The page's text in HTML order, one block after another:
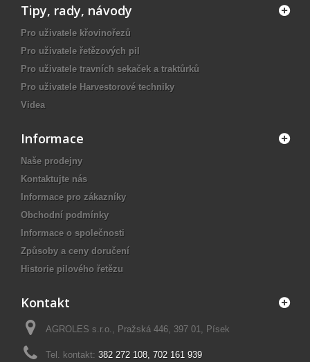
Tipy, rady, návody
Pro uživatele křovinořezů
Pro uživatele řetězových pil
Pro uživatele travních sekaček a traktůrků
Pro uživatele Harvestorové techniky
Videa
Informace
Naše prodejny
Kontaktujte nás
Informace pro zákazníky
Obchodní podmínky
Informace o společnosti
Způsoby a ceny doručení
Historie pilového řetězu
Kontakt
AGROLES s.r.o., Pražská 446, 397 01, Písek
Tel. kontakt: 382 272 108, 702 161 939